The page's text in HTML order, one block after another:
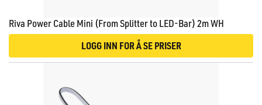
Riva Power Cable Mini (From Splitter to LED-Bar) 2m WH
LOGG INN FOR Å SE PRISER